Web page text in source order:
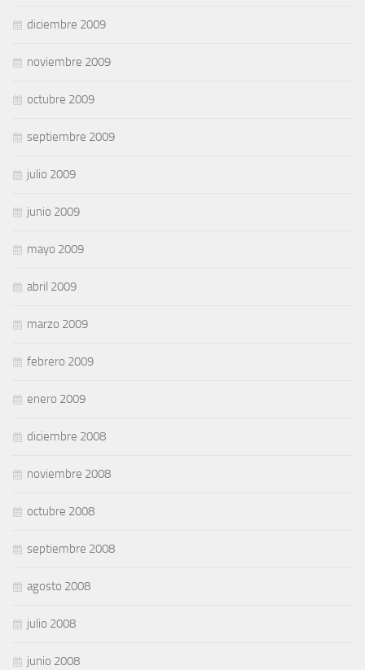
diciembre 2009
noviembre 2009
octubre 2009
septiembre 2009
julio 2009
junio 2009
mayo 2009
abril 2009
marzo 2009
febrero 2009
enero 2009
diciembre 2008
noviembre 2008
octubre 2008
septiembre 2008
agosto 2008
julio 2008
junio 2008